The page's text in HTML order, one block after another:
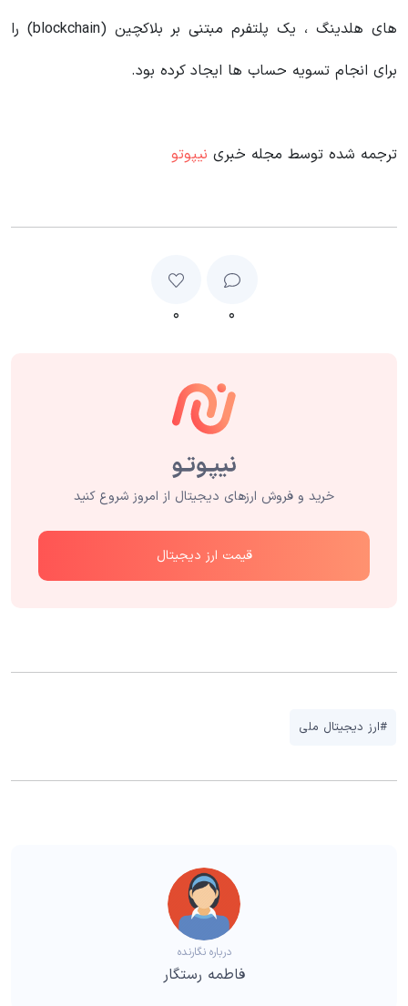
های هلدینگ ، یک پلتفرم مبتنی بر بلاکچین (blockchain) را
برای انجام تسویه حساب ها ایجاد کرده بود.
ترجمه شده توسط مجله خبری نیپوتو
۰ ۰
خرید و فروش ارزهای دیجیتال از امروز شروع کنید
قیمت ارز دیجیتال
#ارز دیجیتال ملی
درباره نگارنده
فاطمه رستگار